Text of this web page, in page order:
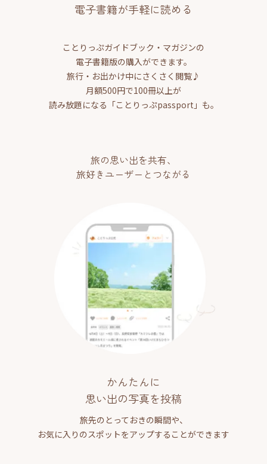
電子書籍が手軽に読める
ことりっぷガイドブック・マガジンの
電子書籍版の購入ができます。
旅行・お出かけ中にさくさく閲覧♪
月額500円で100冊以上が
読み放題になる「ことりっぷpassport」も。
旅の思い出を共有、
旅好きユーザーとつながる
かんたんに
思い出の写真を投稿
旅先のとっておきの瞬間や、
お気に入りのスポットをアップすることができます